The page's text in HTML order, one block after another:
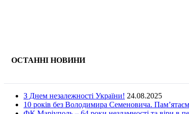
ОСТАННІ НОВИНИ
З Днем незалежності України! 24.08.2025
10 років без Володимира Семеновича.